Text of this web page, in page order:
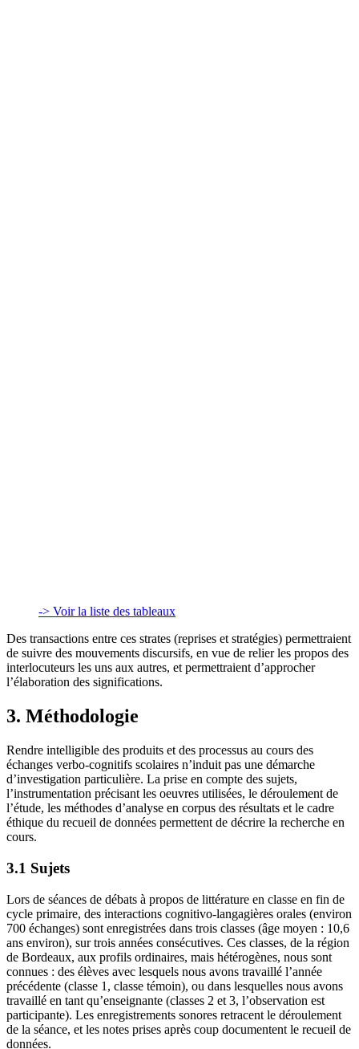
-> Voir la liste des tableaux
Des transactions entre ces strates (reprises et stratégies) permettraient
de suivre des mouvements discursifs, en vue de relier les propos des
interlocuteurs les uns aux autres, et permettraient d’approcher
l’élaboration des significations.
3. Méthodologie
Rendre intelligible des produits et des processus au cours des
échanges verbo-cognitifs scolaires n’induit pas une démarche
d’investigation particulière. La prise en compte des sujets,
l’instrumentation précisant les oeuvres utilisées, le déroulement de
l’étude, les méthodes d’analyse en corpus des résultats et le cadre
éthique du recueil de données permettent de décrire la recherche en
cours.
3.1 Sujets
Lors de séances de débats à propos de littérature en classe en fin de
cycle primaire, des interactions cognitivo-langagières orales (environ
700 échanges) sont enregistrées dans trois classes (âge moyen : 10,6
ans environ), sur trois années consécutives. Ces classes, de la région
de Bordeaux, aux profils ordinaires, mais hétérogènes, nous sont
connues : des élèves avec lesquels nous avons travaillé l’année
précédente (classe 1, classe témoin), ou dans lesquelles nous avons
travaillé en tant qu’enseignante (classes 2 et 3, l’observation est
participante). Les enregistrements sonores retracent le déroulement
de la séance, et les notes prises après coup documentent le recueil de
données.